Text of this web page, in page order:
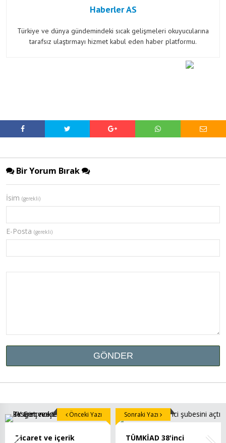
Haberler AS
Türkiye ve dünya gündemindeki sıcak gelişmeleri okuyucularına
tarafsız ulaştırmayı hizmet kabul eden haber platformu.
Bir Yorum Bırak
İsim (gerekli)
E-Posta (gerekli)
Ticaret ve içerik
Önceki Yazı
TÜMKİAD 38'inci
Sonraki Yazı